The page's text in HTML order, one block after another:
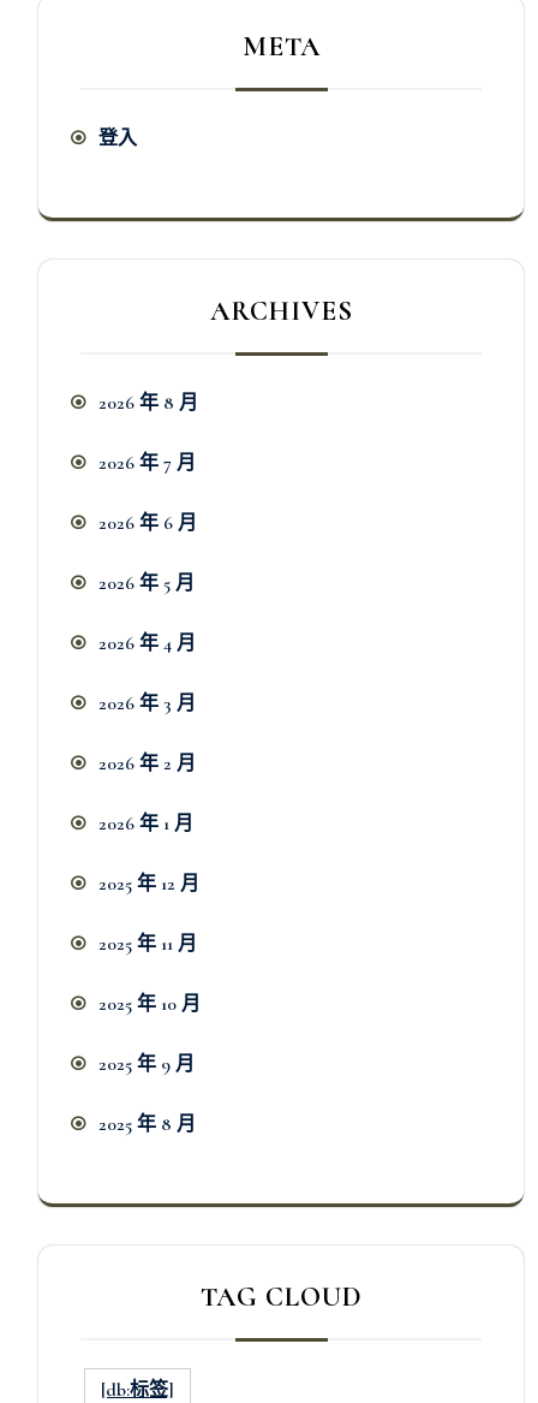
META
登入
ARCHIVES
2026 年 8 月
2026 年 7 月
2026 年 6 月
2026 年 5 月
2026 年 4 月
2026 年 3 月
2026 年 2 月
2026 年 1 月
2025 年 12 月
2025 年 11 月
2025 年 10 月
2025 年 9 月
2025 年 8 月
TAG CLOUD
[db:标签]